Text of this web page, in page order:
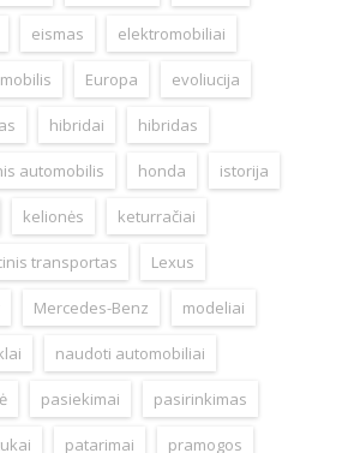
eismas elektromobiliai
Europa evoliucija
hibridai hibridas
automobilis honda istorija
kelionės keturračiai
transportas Lexus
Mercedes-Benz modeliai
naudoti automobiliai
pasiekimai pasirinkimas
patarimai pramogos